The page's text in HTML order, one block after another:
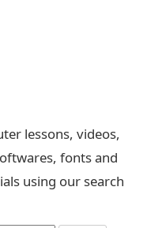
lessons, videos,
fonts and
using our search